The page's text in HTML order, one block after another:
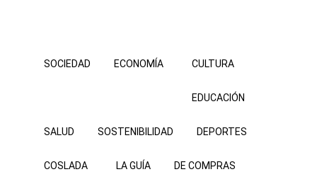
SOCIEDAD ECONOMÍA CULTURA
EDUCACIÓN
SALUD SOSTENIBILIDAD DEPORTES
COSLADA LA GUÍA DE COMPRAS